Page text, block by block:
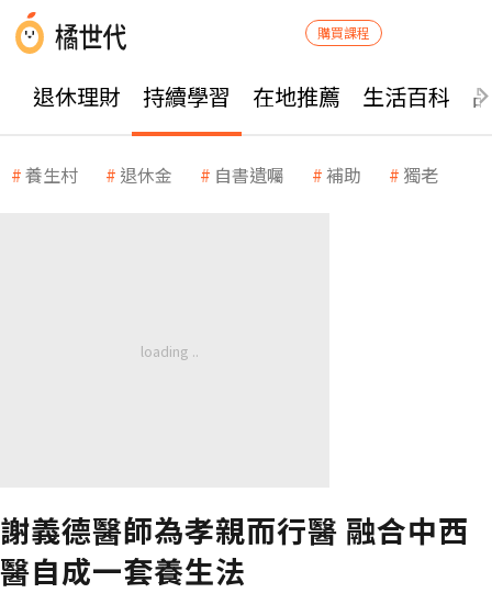
購買課程
退休理財 持續學習 在地推薦 生活百科
養生村 退休金 自書遺囑 補助 獨老
謝義德醫師為孝親而行醫 融合中西
醫自成一套養生法